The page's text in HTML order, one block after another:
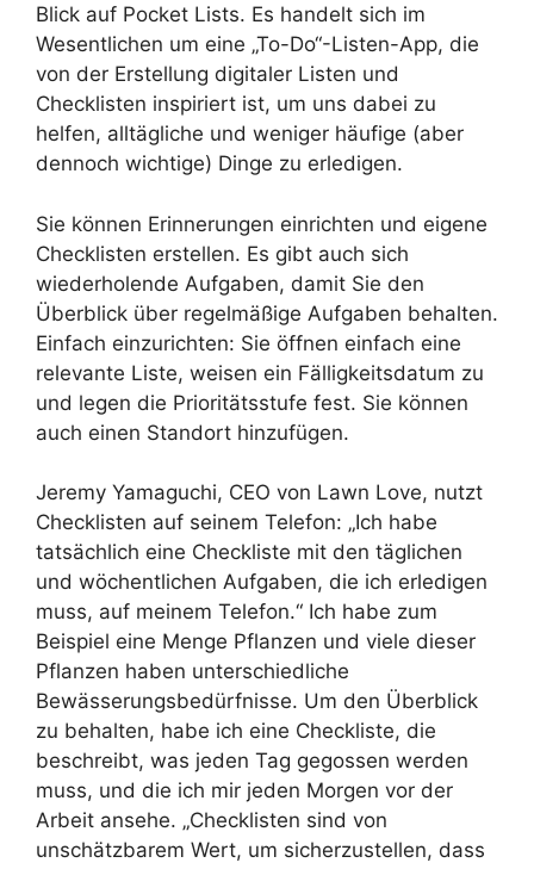
Blick auf Pocket Lists. Es handelt sich im
Wesentlichen um eine „To-Do“-Listen-App, die
von der Erstellung digitaler Listen und
Checklisten inspiriert ist, um uns dabei zu
helfen, alltägliche und weniger häufige (aber
dennoch wichtige) Dinge zu erledigen.
Sie können Erinnerungen einrichten und eigene
Checklisten erstellen. Es gibt auch sich
wiederholende Aufgaben, damit Sie den
Überblick über regelmäßige Aufgaben behalten.
Einfach einzurichten: Sie öffnen einfach eine
relevante Liste, weisen ein Fälligkeitsdatum zu
und legen die Prioritätsstufe fest. Sie können
auch einen Standort hinzufügen.
Jeremy Yamaguchi, CEO von Lawn Love, nutzt
Checklisten auf seinem Telefon: „Ich habe
tatsächlich eine Checkliste mit den täglichen
und wöchentlichen Aufgaben, die ich erledigen
muss, auf meinem Telefon.“ Ich habe zum
Beispiel eine Menge Pflanzen und viele dieser
Pflanzen haben unterschiedliche
Bewässerungsbedürfnisse. Um den Überblick
zu behalten, habe ich eine Checkliste, die
beschreibt, was jeden Tag gegossen werden
muss, und die ich mir jeden Morgen vor der
Arbeit ansehe. „Checklisten sind von
unschätzbarem Wert, um sicherzustellen, dass